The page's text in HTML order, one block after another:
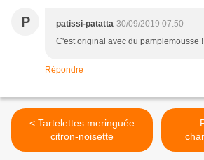
P patissi-patatta 30/09/2019 07:50
C'est original avec du pamplemousse
Répondre
< Tartelettes meringuée
citron-noisette